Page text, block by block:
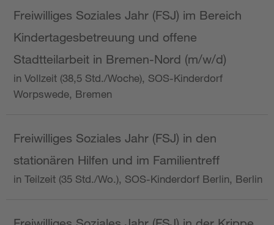
Freiwilliges Soziales Jahr (FSJ) im Bereich
Kindertagesbetreuung und offene
Stadtteilarbeit in Bremen-Nord (m/w/d)
in Vollzeit (38,5 Std./Woche), SOS-Kinderdorf
Worpswede, Bremen
Freiwilliges Soziales Jahr (FSJ) in den
stationären Hilfen und im Familientreff
in Teilzeit (35 Std./Wo.), SOS-Kinderdorf Berlin, Berlin